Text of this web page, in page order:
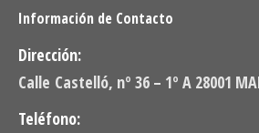
Información de Contacto
Dirección:
Calle Castelló, nº 36 – 1º A 28001
Teléfono: